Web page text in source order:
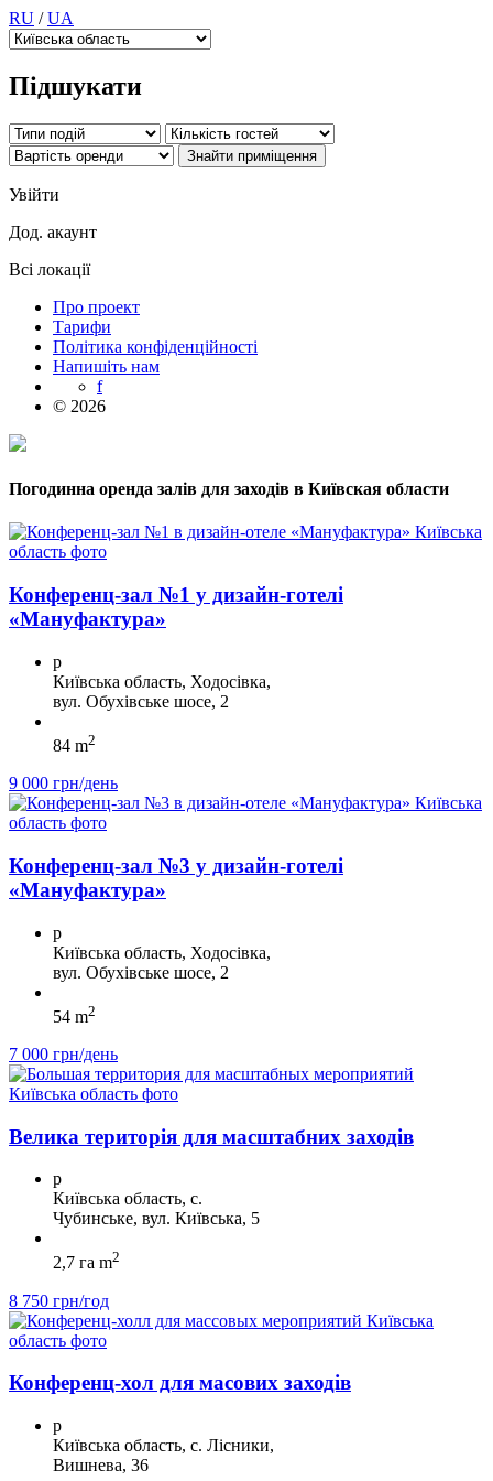
RU /UA
Підшукати
Увійти
Дод. акаунт
Всі локації
Про проект
Тарифи
Політика конфіденційності
Напишіть нам
f
© 2026
Погодинна оренда залів для заходів в Київская области
Конференц-зал №1 у дизайн-готелі
«Мануфактура»
p
Київська область, Ходосівка,
вул. Обухівське шосе, 2
84 m2
9 000 грн/день
Конференц-зал №3 у дизайн-готелі
«Мануфактура»
p
Київська область, Ходосівка,
вул. Обухівське шосе, 2
54 m2
7 000 грн/день
Велика територія для масштабних заходів
p
Київська область, с.
Чубинське, вул. Київська, 5
2,7 га m2
8 750 грн/год
Конференц-хол для масових заходів
p
Київська область, с. Лісники,
Вишнева, 36